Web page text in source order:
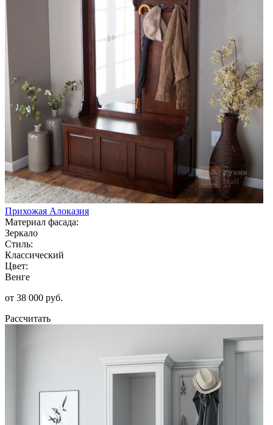
Прихожая Алоказия
Материал фасада:
Зеркало
Стиль:
Классический
Цвет:
Венге
от 38 000 руб.
Рассчитать